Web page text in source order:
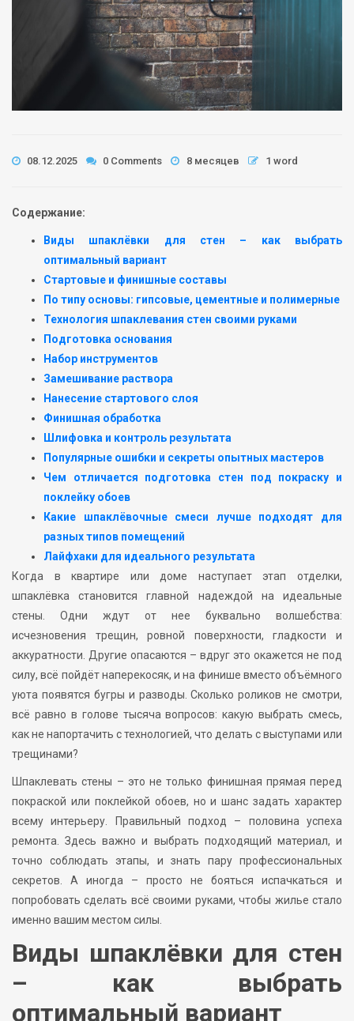
08.12.2025 0 Comments 8 месяцев 1 word
Содержание:
Виды шпаклёвки для стен – как выбрать
оптимальный вариант
Стартовые и финишные составы
По типу основы: гипсовые, цементные и полимерные
Технология шпаклевания стен своими руками
Подготовка основания
Набор инструментов
Замешивание раствора
Нанесение стартового слоя
Финишная обработка
Шлифовка и контроль результата
Популярные ошибки и секреты опытных мастеров
Чем отличается подготовка стен под покраску и
поклейку обоев
Какие шпаклёвочные смеси лучше подходят для
разных типов помещений
Лайфхаки для идеального результата
Когда в квартире или доме наступает этап отделки,
шпаклёвка становится главной надеждой на идеальные
стены. Одни ждут от нее буквально волшебства:
исчезновения трещин, ровной поверхности, гладкости и
аккуратности. Другие опасаются – вдруг это окажется не под
силу, всё пойдёт наперекосяк, и на финише вместо объёмного
уюта появятся бугры и разводы. Сколько роликов не смотри,
всё равно в голове тысяча вопросов: какую выбрать смесь,
как не напортачить с технологией, что делать с выступами или
трещинами?
Шпаклевать стены – это не только финишная прямая перед
покраской или поклейкой обоев, но и шанс задать характер
всему интерьеру. Правильный подход – половина успеха
ремонта. Здесь важно и выбрать подходящий материал, и
точно соблюдать этапы, и знать пару профессиональных
секретов. А иногда – просто не бояться испачкаться и
попробовать сделать всё своими руками, чтобы жилье стало
именно вашим местом силы.
Виды шпаклёвки для стен
– как выбрать
оптимальный вариант